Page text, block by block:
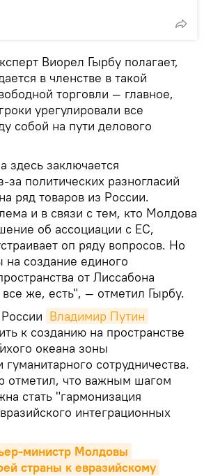
Виорел Гырбу полагает,
в членстве в такой
торговли — главное,
урегулировали все
собой на пути делового
здесь заключается
за политических разногласий
ряд товаров из России.
и в связи с тем, кто Молдова
об ассоциации с ЕС,
оп ряду вопросов. Но
создание единого
от Лиссабона
же, есть", — отметил Гырбу.
Владимир Путин
к созданию на пространстве
океана зоны
сотрудничества.
отметил, что важным шагом
стать "гармонизация
интеграционных
министр Молдовы
страны к евразийскому